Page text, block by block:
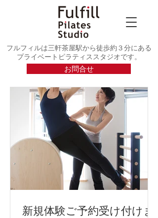
お問合せ
フルフィルは三軒茶屋駅から徒歩約３分にある
プライベートピラティススタジオです。
新規体験ご予約受け付けま